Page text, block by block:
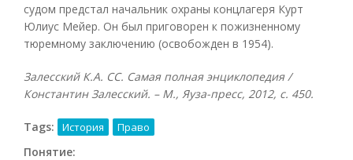
судом предстал начальник охраны концлагеря Курт
Юлиус Мейер. Он был приговорен к пожизненному
тюремному заключению (освобожден в 1954).
Залесский К.А. СС. Самая полная энциклопедия /
Константин Залесский. – М., Яуза-пресс, 2012, с. 450.
Tags: История Право
Понятие: